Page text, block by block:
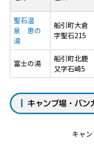
聖石温
泉 恵の
湯
船引町大倉
字聖石215
富士の湯
船引町北鹿
又字石崎5
キャンプ場・バン
キャ